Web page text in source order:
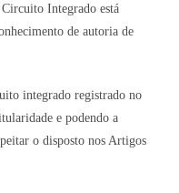
Integrado está
de autoria de
integrado registrado no
e podendo a
o disposto nos Artigos